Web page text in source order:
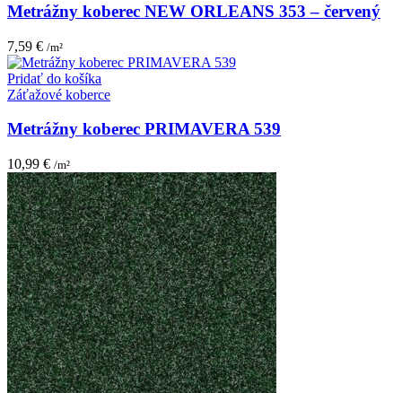
Metrážny koberec NEW ORLEANS 353 – červený
7,59 € /m²
Pridať do košíka
Záťažové koberce
Metrážny koberec PRIMAVERA 539
10,99 € /m²